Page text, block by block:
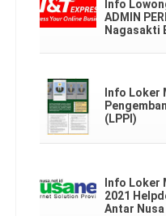
Info
ADMIN
Nagasakti
Info Loker
(LPPI)
Info Loker
2021
Antar Nusa